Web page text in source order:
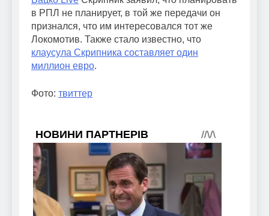
в РПЛ не планирует, в той же передачи он
признался, что им интересовался тот же
Локомотив. Также стало известно, что
клаусула Скрипника составляет один
миллион евро.
Фото: твиттер